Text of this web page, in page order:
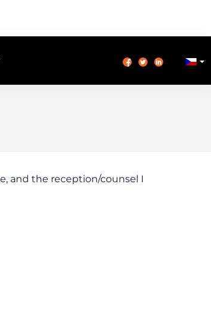
and the reception/counsel I